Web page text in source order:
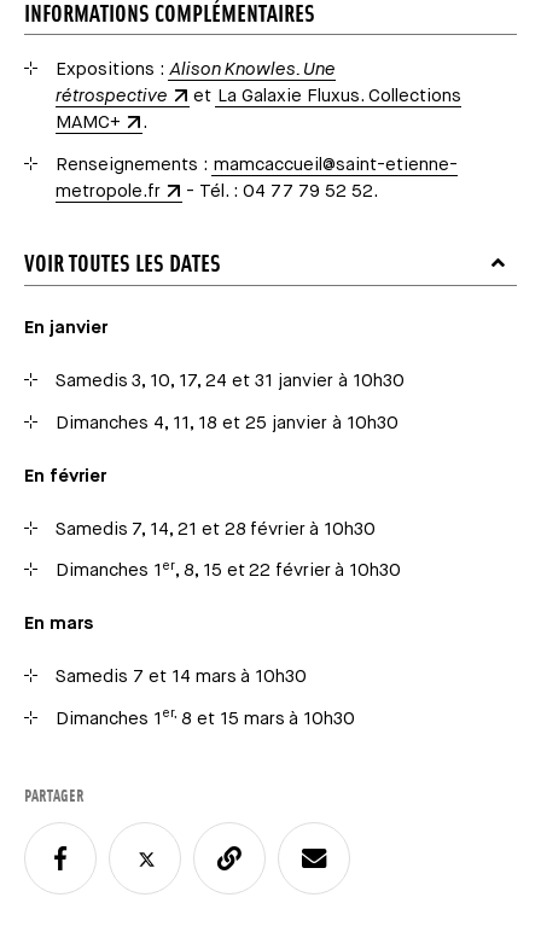
INFORMATIONS COMPLÉMENTAIRES
Expositions : Alison Knowles. Une
rétrospective
et La Galaxie Fluxus. Collections
MAMC+
.
Renseignements : mamcaccueil@saint-etienne-
metropole.fr
- Tél. : 04 77 79 52 52.
VOIR TOUTES LES DATES
En janvier
Samedis 3, 10, 17, 24 et 31 janvier à 10h30
Dimanches 4, 11, 18 et 25 janvier à 10h30
En février
Samedis 7, 14, 21 et 28 février à 10h30
Dimanches 1 er, 8, 15 et 22 février à 10h30
En mars
Samedis 7 et 14 mars à 10h30
Dimanches 1 er, 8 et 15 mars à 10h30
PARTAGER